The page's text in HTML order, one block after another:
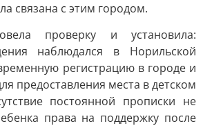
связана с этим городом.
проверку и установила:
наблюдался в Норильской
регистрацию в городе и
предоставления места в детском
постоянной прописки не
права на поддержку после